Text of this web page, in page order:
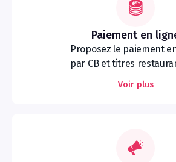
Paiement en
Proposez le paiement
par CB et titres
Voir plus